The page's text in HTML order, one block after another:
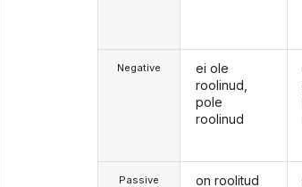
Negative
Passive
ei ole
roolinud,
pole
roolinud
on roolitud